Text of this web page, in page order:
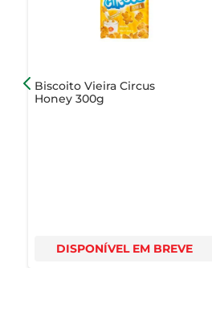
Biscoito Vieira Circus
Honey 300g
DISPONÍVEL EM BREVE